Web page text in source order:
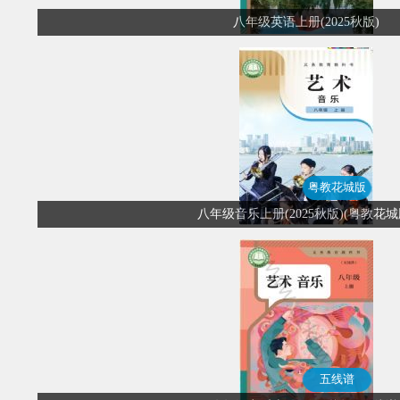
八年级英语上册(2025秋版)
粤教花城版
八年级音乐上册(2025秋版)(粤教花
五线谱